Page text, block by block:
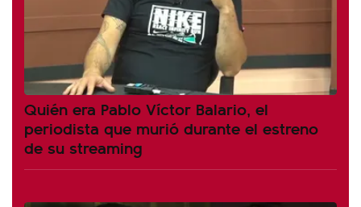
Quién era Pablo Víctor Balario, el
periodista que murió durante el estreno
de su streaming